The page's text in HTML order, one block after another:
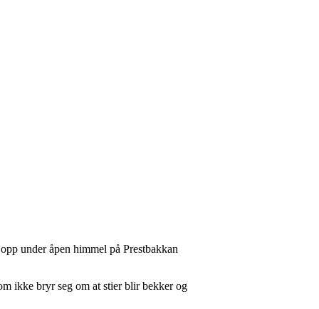
under åpen himmel på Prestbakkan
ikke bryr seg om at stier blir bekker og